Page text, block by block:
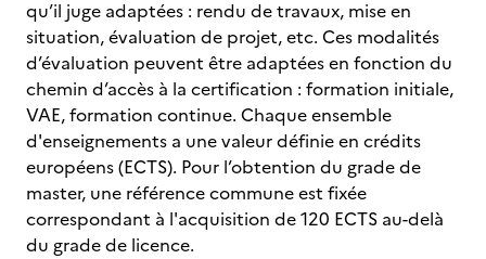
qu’il juge adaptées : rendu de travaux, mise en
situation, évaluation de projet, etc. Ces modalités
d’évaluation peuvent être adaptées en fonction du
chemin d’accès à la certification : formation initiale,
VAE, formation continue. Chaque ensemble
d'enseignements a une valeur définie en crédits
européens (ECTS). Pour l’obtention du grade de
master, une référence commune est fixée
correspondant à l'acquisition de 120 ECTS au-delà
du grade de licence.